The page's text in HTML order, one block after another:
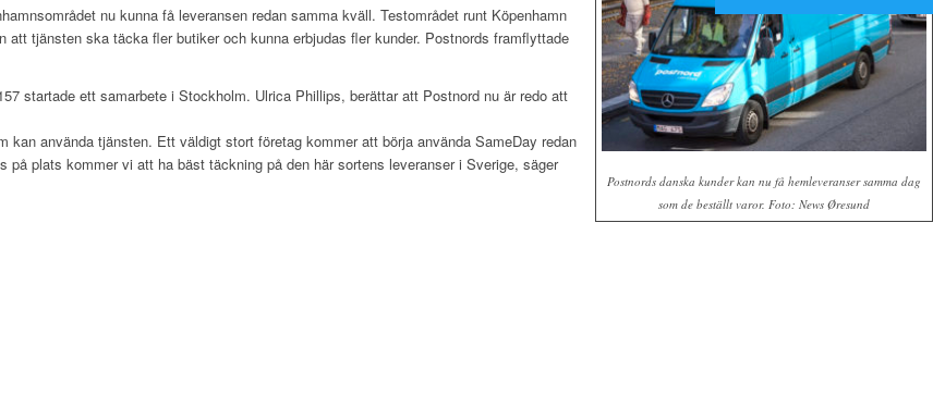
Postnords danska kunder kan nu få hemleveranser samma dag
som de beställt varor. Foto: News Øresund
nu kunna få leveransen redan samma kväll. Testområdet runt Köpenhamn
tjänsten ska täcka fler butiker och kunna erbjudas fler kunder. Postnords framflyttade
startade ett samarbete i Stockholm. Ulrica Phillips, berättar att Postnord nu är redo att
använda tjänsten. Ett väldigt stort företag kommer att börja använda SameDay redan
plats kommer vi att ha bäst täckning på den här sortens leveranser i Sverige, säger